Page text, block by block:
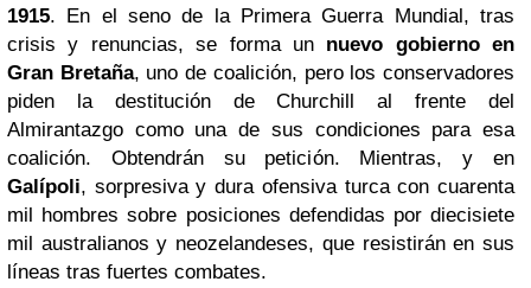
1915. En el seno de la Primera Guerra Mundial, tras
crisis y renuncias, se forma un nuevo gobierno en
Gran Bretaña, uno de coalición, pero los conservadores
piden la destitución de Churchill al frente del
Almirantazgo como una de sus condiciones para esa
coalición. Obtendrán su petición.
Mientras,
y en
Galípoli, sorpresiva y dura ofensiva turca con cuarenta
mil hombres sobre posiciones defendidas por diecisiete
mil australianos y neozelandeses, que resistirán en sus
líneas tras fuertes combates.